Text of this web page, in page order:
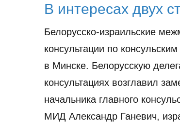
В интересах двух
Белорусско-израильские
консультации по
в Минске. Белорусскую
консультациях возглавил
начальника главного
МИД Александр Ганевич,